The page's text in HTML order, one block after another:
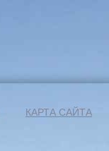
КАРТА САЙТА